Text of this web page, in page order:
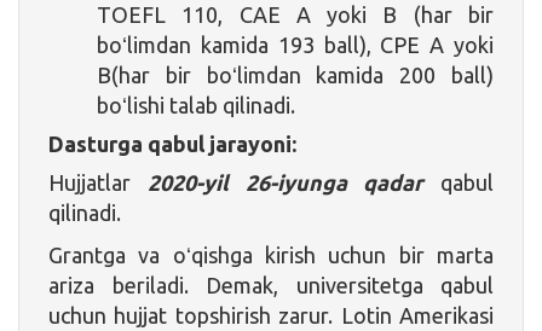
TOEFL 110, CAE A yoki B (har bir
boʻlimdan kamida 193 ball), CPE A yoki
B(har bir boʻlimdan kamida 200 ball)
boʻlishi talab qilinadi.
Dasturga qabul jarayoni:
Hujjatlar 2020-yil 26-iyunga qadarqabul
qilinadi.
Grantga va oʻqishga kirish uchun bir marta
ariza beriladi. Demak, universitetga qabul
uchun hujjat topshirish zarur. Lotin Amerikasi